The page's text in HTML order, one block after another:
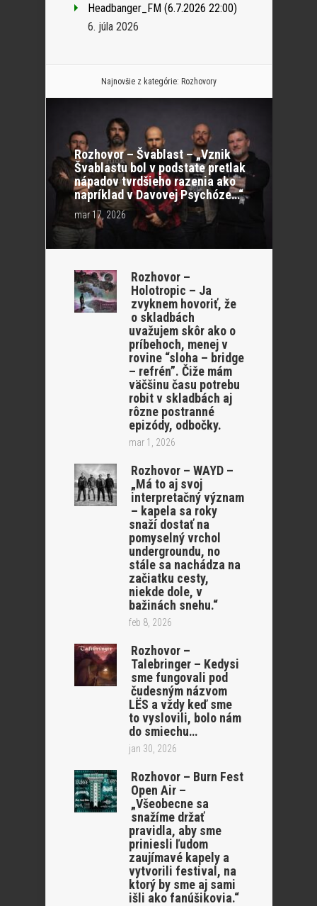
Headbanger_FM (6.7.2026 22:00)
6. júla 2026
Najnovšie z kategórie: Rozhovory
Rozhovor – Švablast – „Vznik
Švablastu bol v podstate pretlak
nápadov tvrdšieho razenia ako
napríklad v Davovej Psychóze…“
mar 17, 2026
Rozhovor –
Holotropic – Ja
zvyknem hovoriť, že
o skladbách
uvažujem skôr ako o
príbehoch, menej v
rovine “sloha – bridge
– refrén”. Čiže mám
väčšinu času potrebu
robit v skladbách aj
rôzne postranné
epizódy, odbočky.
mar 1, 2026
Rozhovor – WAYD –
„Má to aj svoj
interpretačný význam
– kapela sa roky
snaží dostať na
pomyselný vrchol
undergroundu, no
stále sa nachádza na
začiatku cesty,
niekde dole, v
bažinách snehu.“
feb 8, 2026
Rozhovor –
Talebringer – Kedysi
sme fungovali pod
čudesným názvom
LËS a vždy keď sme
to vyslovili, bolo nám
do smiechu…
jan 30, 2026
Rozhovor – Burn Fest
Open Air –
„Všeobecne sa
snažíme držať
pravidla, aby sme
priniesli ľudom
zaujímavé kapely a
vytvorili festival, na
ktorý by sme aj sami
išli ako fanúšikovia.“